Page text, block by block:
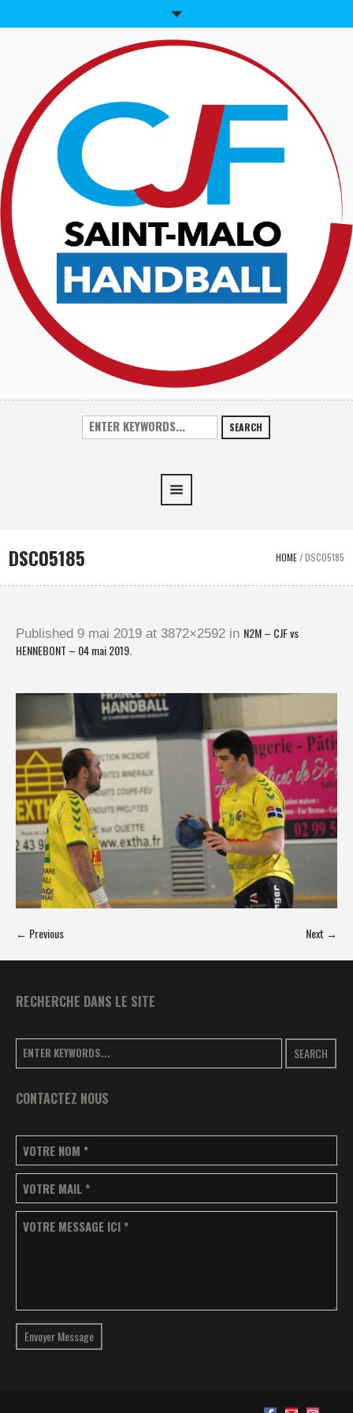
SEARCH
DSC05185 HOME/DSC05185
Published 9 mai 2019 at 3872×2592 in N2M – CJF vs
HENNEBONT – 04 mai 2019.
← Previous Next →
RECHERCHE DANS LE SITE
SEARCH
CONTACTEZ NOUS
VOTRE NOM *
VOTRE MAIL *
VOTRE MESSAGE ICI *
Envoyer Message